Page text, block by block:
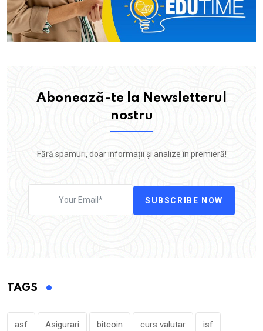
Abonează-te la Newsletterul
nostru
Fără spamuri, doar informații și analize în premieră!
SUBSCRIBE NOW
TAGS
asf Asigurari bitcoin curs valutar isf